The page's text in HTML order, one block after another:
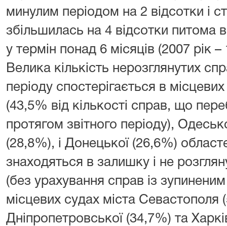
минулим періодом на 2 відсотки і
збільшилась на 4 відсотки питома
у термін понад 6 місяців (2007 рік
Велика кількість нерозглянутих
періоду спостерігається в
(43,5% від кількості справ, що
протягом звітного періоду),
(28,8%), і Донецької (26,6%)
знаходяться в залишку і не
(без урахування справ із
місцевих судах міста Севастополя
Дніпропетровської (34,7%) та